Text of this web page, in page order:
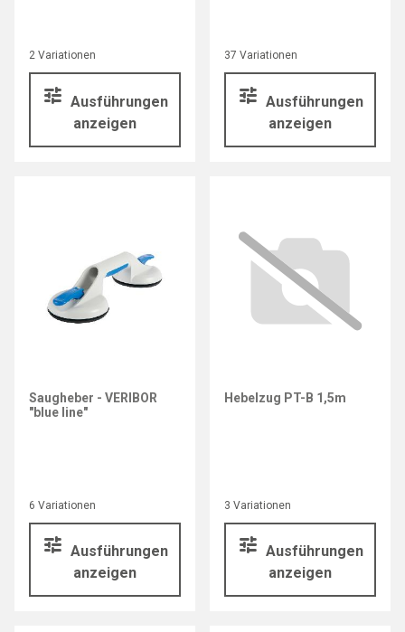
2 Variationen
Ausführungen
anzeigen
37 Variationen
Ausführungen
anzeigen
6 Variationen
Ausführungen
anzeigen
Saugheber - VERIBOR
"blue line"
3 Variationen
Ausführungen
anzeigen
Hebelzug PT-B 1,5m